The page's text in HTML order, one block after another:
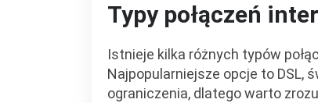
Typy połączeń
Istnieje kilka różnych typów
Najpopularniejsze opcje to DSL,
ograniczenia, dlatego warto